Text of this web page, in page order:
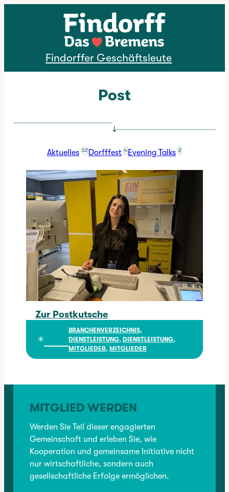
Direkt zum Inhalt
Findorffer Geschäftsleute
Post
↓
Aktuelles 32 Dorfffest 4 Evening Talks 2
Zur Postkutsche Zur Postkutsche
✳︎
BRANCHENVERZEICHNIS ,
DIENSTLEISTUNG, DIENSTLEISTUNG ,
MITGLIEDER, MITGLIEDER
MITGLIED WERDEN
Werden Sie Teil dieser engagierten
Gemeinschaft und erleben Sie, wie
Kooperation und gemeinsame Initiative nicht
nur wirtschaftliche, sondern auch
gesellschaftliche Erfolge ermöglichen.